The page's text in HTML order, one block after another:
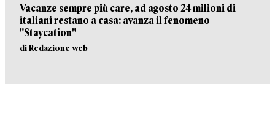
Vacanze sempre più care, ad agosto 24 milioni di
italiani restano a casa: avanza il fenomeno
"Staycation"
di Redazione web